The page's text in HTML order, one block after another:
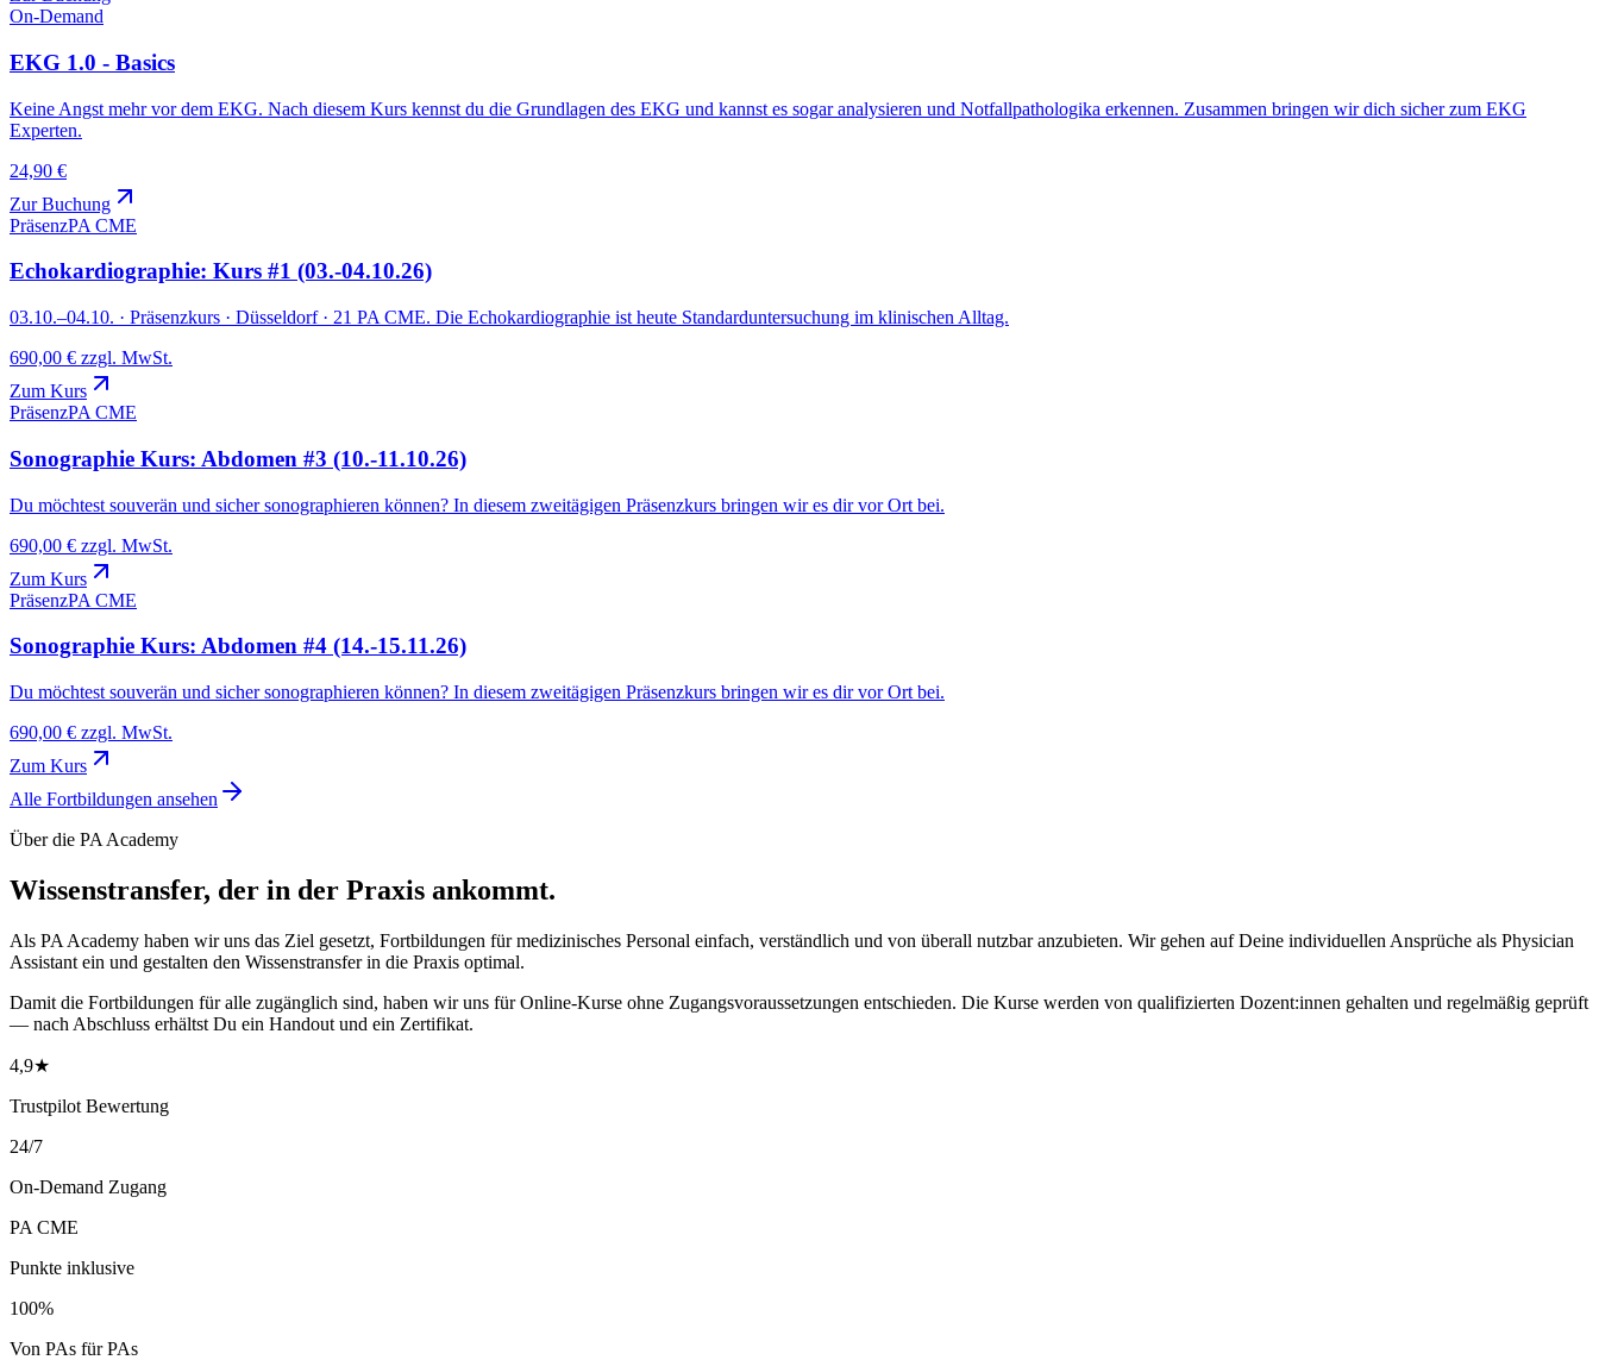
On-Demand
EKG 1.0 - Basics
Keine Angst mehr vor dem EKG. Nach diesem Kurs kennst du die Grundlagen des EKG und kannst es sogar analysieren und Notfallpathologika erkennen. Zusammen bringen wir dich sicher zum EKG
Experten.
24,90 €
Zur Buchung
PräsenzPA CME
Echokardiographie: Kurs #1 (03.-04.10.26)
03.10.–04.10. · Präsenzkurs · Düsseldorf · 21 PA CME. Die Echokardiographie ist heute Standarduntersuchung im klinischen Alltag.
690,00 € zzgl. MwSt.
Zum Kurs
PräsenzPA CME
Sonographie Kurs: Abdomen #3 (10.-11.10.26)
Du möchtest souverän und sicher sonographieren können? In diesem zweitägigen Präsenzkurs bringen wir es dir vor Ort bei.
690,00 € zzgl. MwSt.
Zum Kurs
PräsenzPA CME
Sonographie Kurs: Abdomen #4 (14.-15.11.26)
Du möchtest souverän und sicher sonographieren können? In diesem zweitägigen Präsenzkurs bringen wir es dir vor Ort bei.
690,00 € zzgl. MwSt.
Zum Kurs
Alle Fortbildungen ansehen
Über die PA Academy
Wissenstransfer, der in der Praxis ankommt.
Als PA Academy haben wir uns das Ziel gesetzt, Fortbildungen für medizinisches Personal einfach, verständlich und von überall nutzbar anzubieten. Wir gehen auf Deine individuellen Ansprüche als Physician
Assistant ein und gestalten den Wissenstransfer in die Praxis optimal.
Damit die Fortbildungen für alle zugänglich sind, haben wir uns für Online-Kurse ohne Zugangsvoraussetzungen entschieden. Die Kurse werden von qualifizierten Dozent:innen gehalten und regelmäßig geprüft
— nach Abschluss erhältst Du ein Handout und ein Zertifikat.
4,9★
Trustpilot Bewertung
24/7
On-Demand Zugang
PA CME
Punkte inklusive
100%
Von PAs für PAs